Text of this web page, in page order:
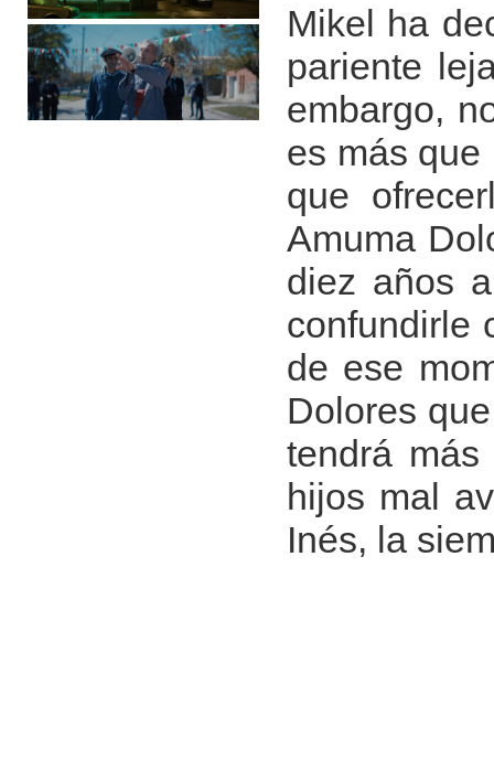
Mikel ha
pariente
embargo,
es más que
que
Amuma
diez años
confundirle
de ese
Dolores
tendrá
hijos mal
Inés, la